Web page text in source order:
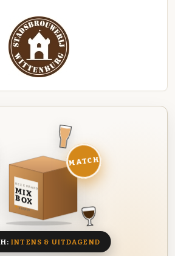
DEZE MAAND
MIX
BOX
8 BIEREN
MATCH
INTENS & UITDAGEND